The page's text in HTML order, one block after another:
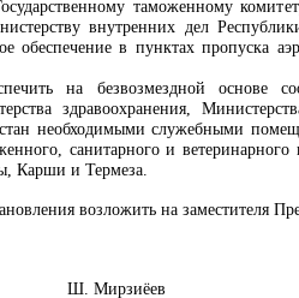
таможенному
внутренних дел
обеспечение в пунктах
на безвозмездной основе
здравоохранения,
необходимыми служебными
санитарного и
Карши и Термеза.
возложить на заместителя
Мирзиёев